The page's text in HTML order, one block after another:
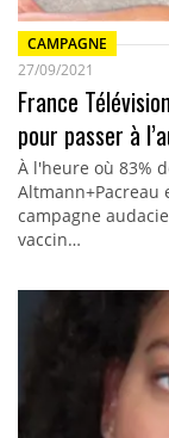
CAMPAGNE
27/09/2021
France
pour passer à
À l'heure où 83%
Altmann+Pacreau
campagne
vaccin…